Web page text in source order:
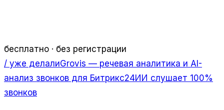
бесплатно · без регистрации
/ уже делалиGrovis — речевая аналитика и AI-
анализ звонков для Битрикс24ИИ слушает 100%
звонков